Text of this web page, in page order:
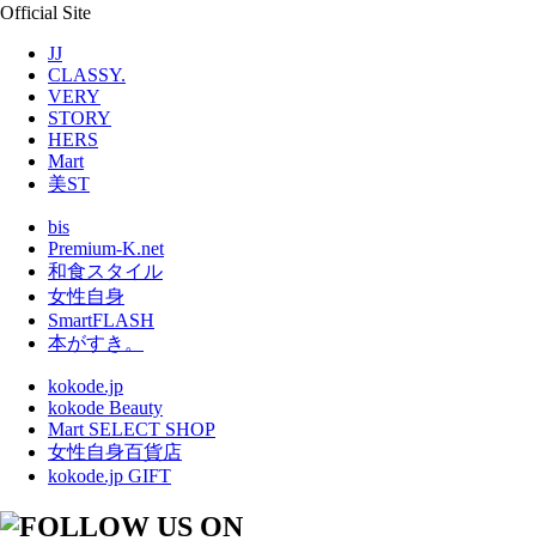
Official Site
JJ
CLASSY.
VERY
STORY
HERS
Mart
美ST
bis
Premium-K.net
和食スタイル
女性自身
SmartFLASH
本がすき。
kokode.jp
kokode Beauty
Mart SELECT SHOP
女性自身百貨店
kokode.jp GIFT